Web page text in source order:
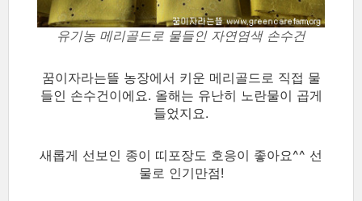
유기농 메리골드로 물들인 자연염색 손수건
꿈이자라는뜰 농장에서 키운 메리골드로 직접 물
들인 손수건이에요. 올해는 유난히 노란물이 곱게
들었지요.
새롭게 선보인 종이 띠포장도 호응이 좋아요^^ 선
물로 인기만점!